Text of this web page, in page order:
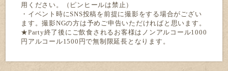
用ください。（ピンヒールは禁止）
・イベント時にSNS投稿を前提に撮影をする場合がござい
ます。撮影NGの方は予めご申告いただければと思います。
★Party終了後にご飲食されるお客様はノンアルコール1000
円アルコール1500 円で無制限延長となります。